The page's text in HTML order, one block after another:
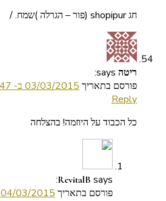
חג shopipur (פור – הגרלה )שמח. /
ריטה says:
פורסם בתאריך 03/03/2015 ב- 17:47
Reply
כל הכבוד על היוזמה! בהצלחה
RevitalB says:
פורסם בתאריך 04/03/2015 ב- 13:12